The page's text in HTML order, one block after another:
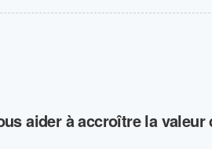
aider à accroître la